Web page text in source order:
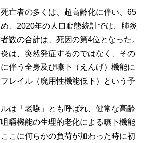
亡者の多くは、超高齢化に伴い、65
、2020年の人口動態統計では、肺炎
数の合計は、死因の第4位となった。
は、突然発症するのではなく、その
伴う全身及び嚥下（えんげ）機能に
レイル（廃用性機能低下）という予
は「老嚥」とも呼ばれ、健常な高齢
嚼機能の生理的老化による嚥下機能
こに何らかの負荷が加わった時に初